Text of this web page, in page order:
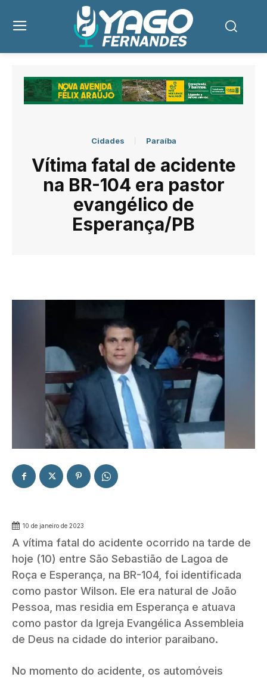
Cidades Paraíba
Vítima fatal de acidente
na BR-104 era pastor
evangélico de
Esperança/PB
10 de janeiro de 2023
A vítima fatal do acidente ocorrido na tarde de
hoje (10) entre São Sebastião de Lagoa de
Roça e Esperança, na BR-104, foi identificada
como pastor Wilson. Ele era natural de João
Pessoa, mas residia em Esperança e atuava
como pastor da Igreja Evangélica Assembleia
de Deus na cidade do interior paraibano.
No momento do acidente, os automóveis